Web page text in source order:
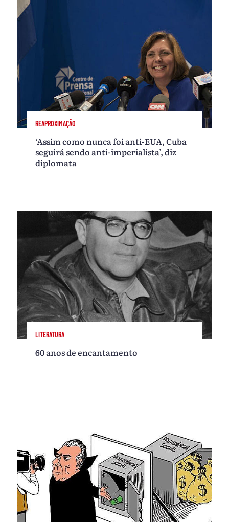
REAPROXIMAÇÃO
‘Assim como nunca foi anti-EUA, Cuba
seguirá sendo anti-imperialista’, diz
diplomata
LITERATURA
60 anos de encantamento